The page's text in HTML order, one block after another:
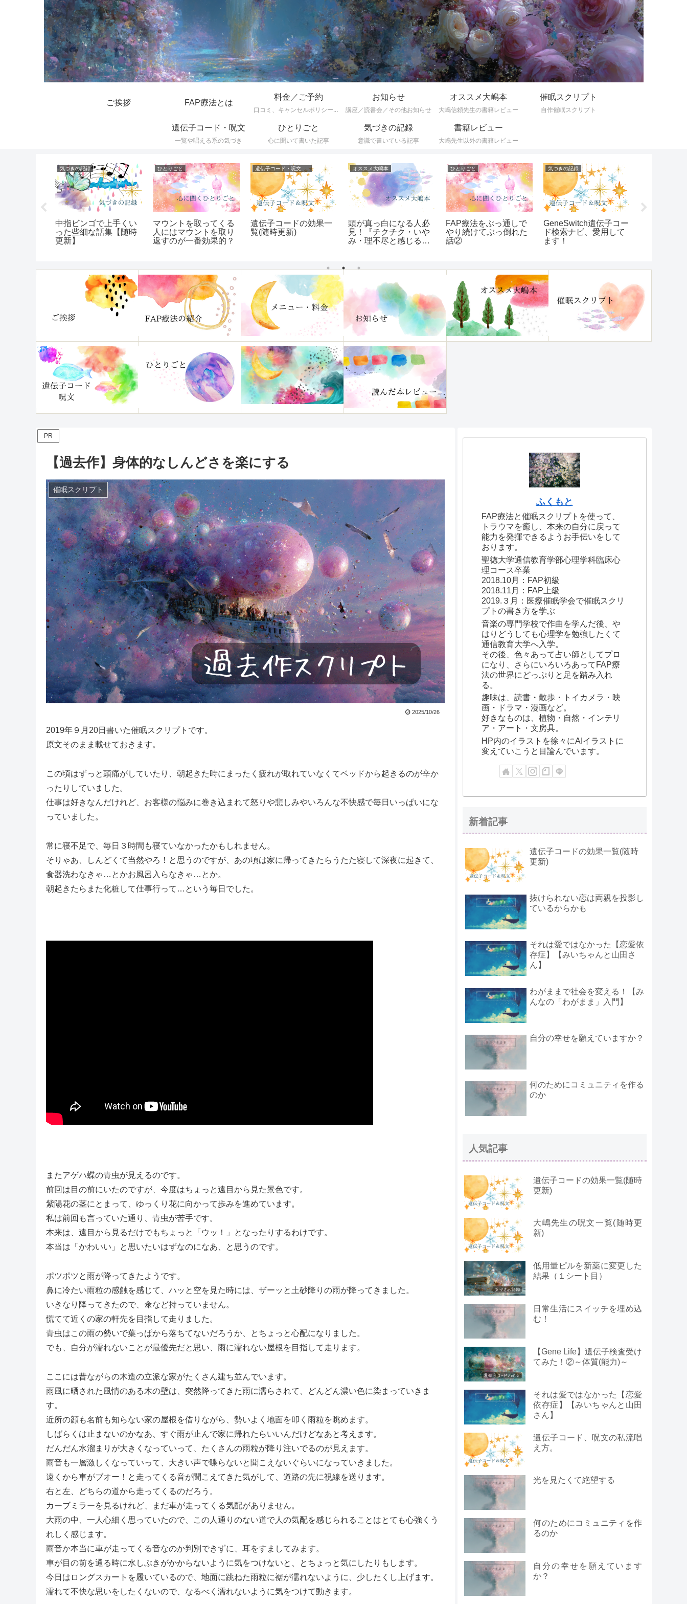
ご挨拶 FAP療法とは
料金／ご予約
口コミ、キャンセルポリシーなど
お知らせ
講座／読書会／その他お知らせ
オススメ大嶋本
大嶋信頼先生の書籍レビュー
催眠スクリプト
自作催眠スクリプト
遺伝子コード・呪文
一覧や唱える系の気づき
ひとりごと
心に聞いて書いた記事
気づきの記録
意識で書いている記事
書籍レビュー
大嶋先生以外の書籍レビュー
気づきの記録
中指ビンゴで上手くい
った些細な話集【随時
更新】
ひとりごと
マウントを取ってくる
人にはマウントを取り
返すのが一番効果的？
遺伝子コード・呪文一覧
遺伝子コードの効果一
覧(随時更新)
オススメ大嶋本
頭が真っ白になる人必
見！『チクチク・いや
み・理不尽と感じる
ュー
ひとりごと
FAP療法をぶっ通しで
やり続けてぶっ倒れた
話②
気づきの記録
GeneSwitch遺伝子コー
ド検索ナビ、愛用して
ます！
PR
【過去作】身体的なしんどさを楽にする
催眠スクリプト
2025/10/26
2019年９月20日書いた催眠スクリプトです。
原文そのまま載せておきます。
この頃はずっと頭痛がしていたり、朝起きた時にまったく疲れが取れていなくてベッドから起きるのが辛か
ったりしていました。
仕事は好きなんだけれど、お客様の悩みに巻き込まれて怒りや悲しみやいろんな不快感で毎日いっぱいにな
っていました。
常に寝不足で、毎日３時間も寝ていなかったかもしれません。
そりゃあ、しんどくて当然やろ！と思うのですが、あの頃は家に帰ってきたらうたた寝して深夜に起きて、
食器洗わなきゃ…とかお風呂入らなきゃ…とか。
朝起きたらまた化粧して仕事行って…という毎日でした。
またアゲハ蝶の青虫が見えるのです。
前回は目の前にいたのですが、今度はちょっと遠目から見た景色です。
紫陽花の茎にとまって、ゆっくり花に向かって歩みを進めています。
私は前回も言っていた通り、青虫が苦手です。
本来は、遠目から見るだけでもちょっと「ウッ！」となったりするわけです。
本当は「かわいい」と思いたいはずなのになあ、と思うのです。
ポツポツと雨が降ってきたようです。
鼻に冷たい雨粒の感触を感じて、ハッと空を見た時には、ザーッと土砂降りの雨が降ってきました。
いきなり降ってきたので、傘など持っていません。
慌てて近くの家の軒先を目指して走りました。
青虫はこの雨の勢いで葉っぱから落ちてないだろうか、とちょっと心配になりました。
でも、自分が濡れないことが最優先だと思い、雨に濡れない屋根を目指して走ります。
ここには昔ながらの木造の立派な家がたくさん建ち並んでいます。
雨風に晒された風情のある木の壁は、突然降ってきた雨に濡らされて、どんどん濃い色に染まっていきま
す。
近所の顔も名前も知らない家の屋根を借りながら、勢いよく地面を叩く雨粒を眺めます。
しばらくは止まないのかなあ、すぐ雨が止んで家に帰れたらいいんだけどなあと考えます。
だんだん水溜まりが大きくなっていって、たくさんの雨粒が降り注いでるのが見えます。
雨音も一層激しくなっていって、大きい声で喋らないと聞こえないぐらいになっていきました。
遠くから車がブオー！と走ってくる音が聞こえてきた気がして、道路の先に視線を送ります。
右と左、どちらの道から走ってくるのだろう。
カーブミラーを見るけれど、まだ車が走ってくる気配がありません。
大雨の中、一人心細く思っていたので、この人通りのない道で人の気配を感じられることはとても心強くう
れしく感じます。
雨音か本当に車が走ってくる音なのか判別できずに、耳をすましてみます。
車が目の前を通る時に水しぶきがかからないように気をつけないと、とちょっと気にしたりもします。
今日はロングスカートを履いているので、地面に跳ねた雨粒に裾が濡れないように、少したくし上げます。
濡れて不快な思いをしたくないので、なるべく濡れないように気をつけて動きます。
ふくもと
FAP療法と催眠スクリプトを使って、
トラウマを癒し、本来の自分に戻って
能力を発揮できるようお手伝いをして
おります。
聖徳大学通信教育学部心理学科臨床心
理コース卒業
2018.10月：FAP初級
2018.11月：FAP上級
2019.３月：医療催眠学会で催眠スクリ
プトの書き方を学ぶ
音楽の専門学校で作曲を学んだ後、や
はりどうしても心理学を勉強したくて
通信教育大学へ入学。
その後、色々あって占い師としてプロ
になり、さらにいろいろあってFAP療
法の世界にどっぷりと足を踏み入れ
る。
趣味は、読書・散歩・トイカメラ・映
画・ドラマ・漫画など。
好きなものは、植物・自然・インテリ
ア・アート・文房具。
HP内のイラストを徐々にAIイラストに
変えていこうと目論んでいます。
新着記事
遺伝子コードの効果一覧(随時
更新)
抜けられない恋は両親を投影し
ているからかも
それは愛ではなかった【恋愛依
存症】【みいちゃんと山田さ
ん】
わがままで社会を変える！【み
んなの「わがまま」入門】
自分の幸せを願えていますか？
何のためにコミュニティを作る
のか
人気記事
遺伝子コードの効果一覧(随時
更新)
大嶋先生の呪文一覧(随時更
新)
低用量ピルを新薬に変更した
結果（１シート目）
日常生活にスイッチを埋め込
む！
【Gene Life】遺伝子検査受け
てみた！②～体質(能力)～
それは愛ではなかった【恋愛
依存症】【みいちゃんと山田
さん】
遺伝子コード、呪文の私流唱
え方。
光を見たくて絶望する
何のためにコミュニティを作
るのか
自分の幸せを願えています
か？